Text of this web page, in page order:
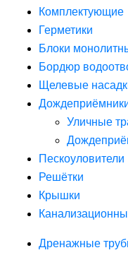
Комплектующие
Герметики
Блоки
Бордюр
Щелевые
Уличные
Пескоуловители
Решётки
Крышки
Дренажные